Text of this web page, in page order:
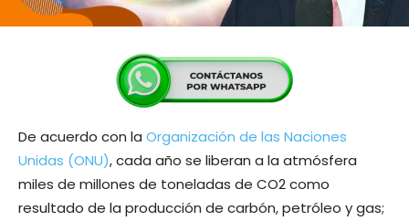
De acuerdo con la Organización de las Naciones
Unidas (ONU), cada año se liberan a la atmósfera
miles de millones de toneladas de CO2 como
resultado de la producción de carbón, petróleo y gas;